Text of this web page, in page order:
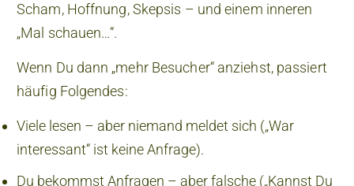
Scham, Hoffnung, Skepsis – und einem inneren
„Mal schauen…“.
Wenn Du dann „mehr Besucher“ anziehst, passiert
häufig Folgendes:
Viele lesen – aber niemand meldet sich („War
interessant“ ist keine Anfrage).
Du bekommst Anfragen – aber falsche („Kannst Du